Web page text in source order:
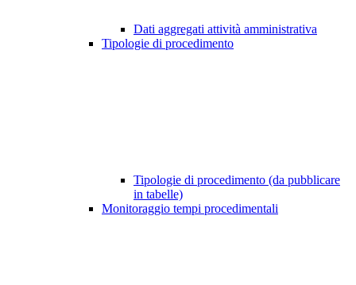
Dati aggregati attività amministrativa
Tipologie di procedimento
Tipologie di procedimento (da pubblicare
in tabelle)
Monitoraggio tempi procedimentali